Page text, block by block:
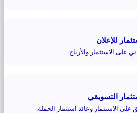
للإعلان
على الاستثمار والأرباح.
التسويقي
على الاستثمار وعائد استثمار الحملة.